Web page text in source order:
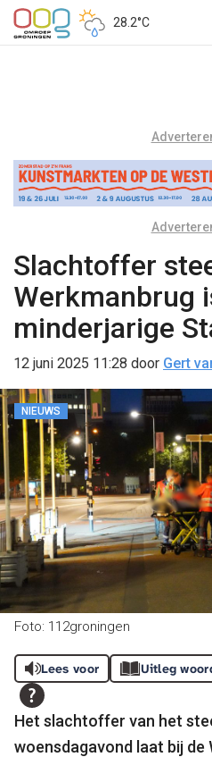
28.2°C
Slachtoffer
Werkmanbrug
minderjarige
12 juni 2025 11:28 door Gert
NIEUWS
Foto: 112groningen
Lees voor Uitleg
Het slachtoffer van het
woensdagavond laat bij de